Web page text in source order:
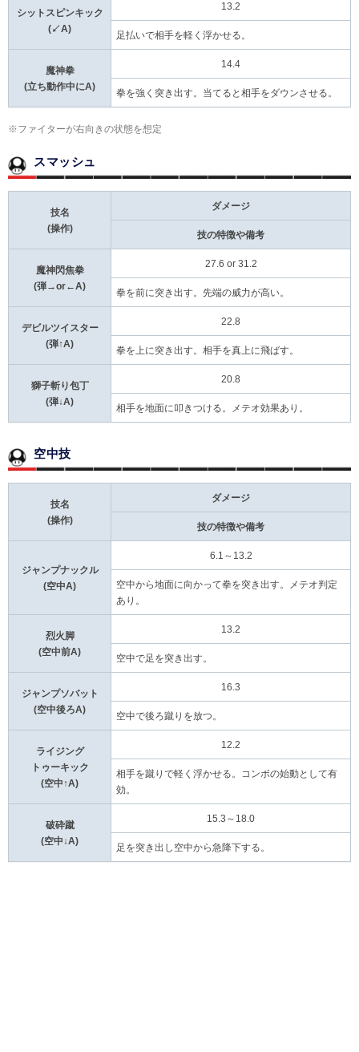
シットスピンキック
(↙A)
13.2
足払いで相手を軽く浮かせる。
魔神拳
(立ち動作中にA)
14.4
拳を強く突き出す。当てると相手をダウンさせる。
※ファイターが右向きの状態を想定
スマッシュ
技名
(操作)
ダメージ
技の特徴や備考
魔神閃焦拳
(弾→or←A)
27.6 or 31.2
拳を前に突き出す。先端の威力が高い。
デビルツイスター
(弾↑A)
22.8
拳を上に突き出す。相手を真上に飛ばす。
獅子斬り包丁
(弾↓A)
20.8
相手を地面に叩きつける。メテオ効果あり。
空中技
技名
(操作)
ダメージ
技の特徴や備考
ジャンプナックル
(空中A)
6.1～13.2
空中から地面に向かって拳を突き出す。メテオ判定
あり。
烈火脚
(空中前A)
13.2
空中で足を突き出す。
ジャンプソバット
(空中後ろA)
16.3
空中で後ろ蹴りを放つ。
ライジング
トゥーキック
(空中↑A)
12.2
相手を蹴りで軽く浮かせる。コンボの始動として有
効。
破砕蹴
(空中↓A)
15.3～18.0
足を突き出し空中から急降下する。